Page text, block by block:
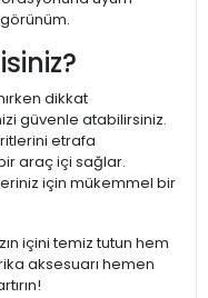
dikkat
güvenle atabilirsiniz.
etrafa
araç içi sağlar.
için mükemmel bir
içini temiz tutun hem
aksesuarı hemen